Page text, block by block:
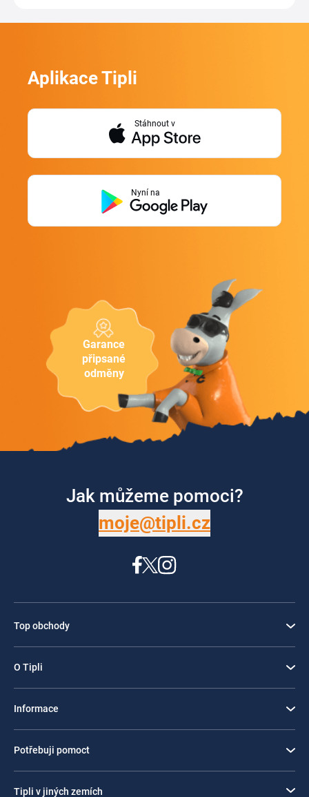
Garance
připsané
odměny
Aplikace Tipli
Stáhnout v
Nyní na
Jak můžeme pomoci?
moje@tipli.cz
Top obchody
O Tipli
Informace
Potřebuji pomoct
Tipli v jiných zemích